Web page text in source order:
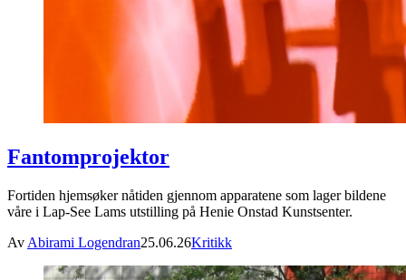
Fantomprojektor
Fortiden hjemsøker nåtiden gjennom apparatene som lager bildene
våre i Lap-See Lams utstilling på Henie Onstad Kunstsenter.
Av Abirami Logendran25.06.26Kritikk